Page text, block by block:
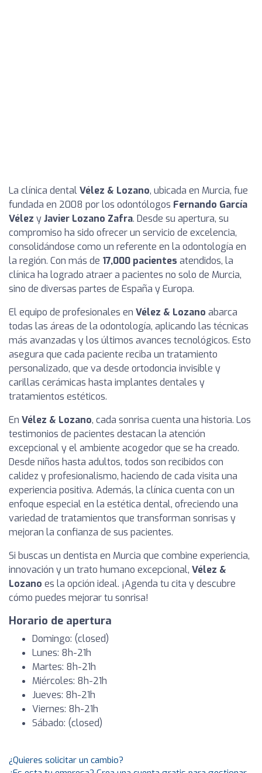
La clínica dentalVélez & Lozano, ubicada en Murcia, fue
fundada en 2008 por los odontólogos Fernando García
Vélez yJavier Lozano Zafra. Desde su apertura, su
compromiso ha sido ofrecer un servicio de excelencia,
consolidándose como un referente en la odontología en
la región. Con más de 17,000 pacientes atendidos, la
clínica ha logrado atraer a pacientes no solo de Murcia,
sino de diversas partes de España y Europa.
El equipo de profesionales en Vélez & Lozano abarca
todas las áreas de la odontología, aplicando las técnicas
más avanzadas y los últimos avances tecnológicos. Esto
asegura que cada paciente reciba un tratamiento
personalizado, que va desde ortodoncia invisible y
carillas cerámicas hasta implantes dentales y
tratamientos estéticos.
En Vélez & Lozano, cada sonrisa cuenta una historia. Los
testimonios de pacientes destacan la atención
excepcional y el ambiente acogedor que se ha creado.
Desde niños hasta adultos, todos son recibidos con
calidez y profesionalismo, haciendo de cada visita una
experiencia positiva. Además, la clínica cuenta con un
enfoque especial en la estética dental, ofreciendo una
variedad de tratamientos que transforman sonrisas y
mejoran la confianza de sus pacientes.
Si buscas un dentista en Murcia que combine experiencia,
innovación y un trato humano excepcional, Vélez &
Lozano es la opción ideal. ¡Agenda tu cita y descubre
cómo puedes mejorar tu sonrisa!
Horario de apertura
Domingo: (closed)
Lunes: 8h-21h
Martes: 8h-21h
Miércoles: 8h-21h
Jueves: 8h-21h
Viernes: 8h-21h
Sábado: (closed)
¿Quieres solicitar un cambio?